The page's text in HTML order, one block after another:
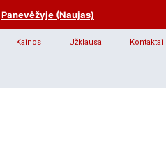
Panevėžyje (Naujas)
Kainos Užklausa Kontaktai